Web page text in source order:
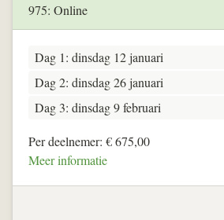
975: Online
Dag 1: dinsdag 12 januari
Dag 2: dinsdag 26 januari
Dag 3: dinsdag 9 februari
Per deelnemer: € 675,00
Meer informatie